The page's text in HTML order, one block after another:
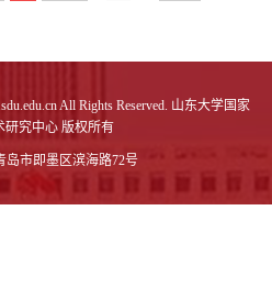
All Rights Reserved. 山东大学国家
研究中心 版权所有
岛市即墨区滨海路72号